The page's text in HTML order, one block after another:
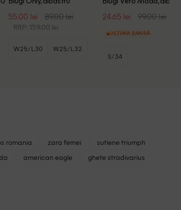
Blugi Only, albastru
55.00 lei 89.00 lei
RRP: 159.00 lei
W25/L30 W25/L32
Blugi Vero Moda,
24.65 lei 99.00 lei
ULTIMA ȘANSĂ
S/34
romania zara femei
sutiene triumph
american eagle
ghete stradivarius